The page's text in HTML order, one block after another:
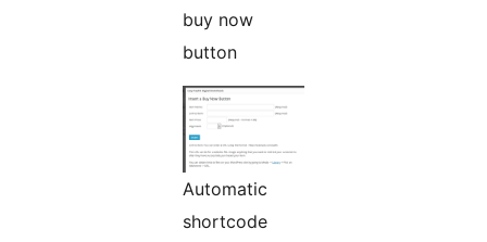
buy now
button
Automatic
shortcode